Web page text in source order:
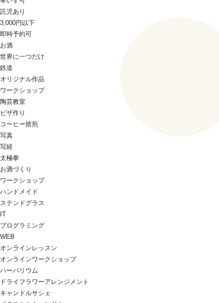
託児あり
3,000円以下
即時予約可
お酒
世界に一つだけ
鉄道
オリジナル作品
ワークショップ
陶芸教室
ピザ作り
コーヒー焙煎
写真
写経
太極拳
お酒づくり
ワークショップ
ハンドメイド
ステンドグラス
IT
プログラミング
WEB
オンラインレッスン
オンラインワークショップ
ハーバリウム
ドライフラワーアレンジメント
キャンドルサシェ